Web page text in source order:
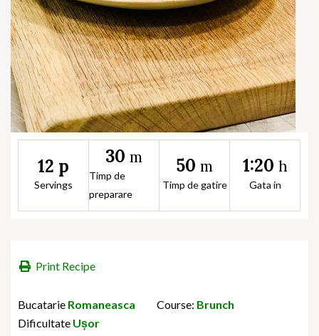
12 p
Servings
30 m
Timp de
preparare
50 m
Timp de gatire
1:20 h
Gata in
Print Recipe
Bucatarie Romaneasca Course: Brunch
Dificultate Ușor